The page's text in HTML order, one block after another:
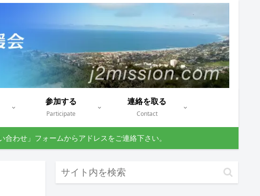
参加する
Participate
連絡を取る
Contact
わせ」フォームからアドレスをご連絡下さい。